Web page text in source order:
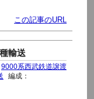
この記事のURL
輸送
9000系西武鉄道譲渡
編成：